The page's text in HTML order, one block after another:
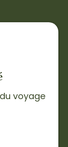
voyage